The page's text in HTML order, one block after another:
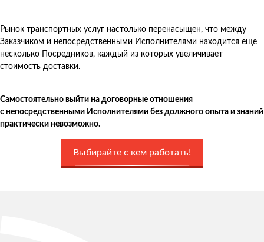
Рынок транспортных услуг настолько перенасыщен, что между
Заказчиком и непосредственными Исполнителями находится еще
несколько Посредников, каждый из которых увеличивает
стоимость доставки.
Самостоятельно выйти на договорные отношения
с непосредственными Исполнителями без должного опыта и знаний
практически невозможно.
Выбирайте с кем работать!